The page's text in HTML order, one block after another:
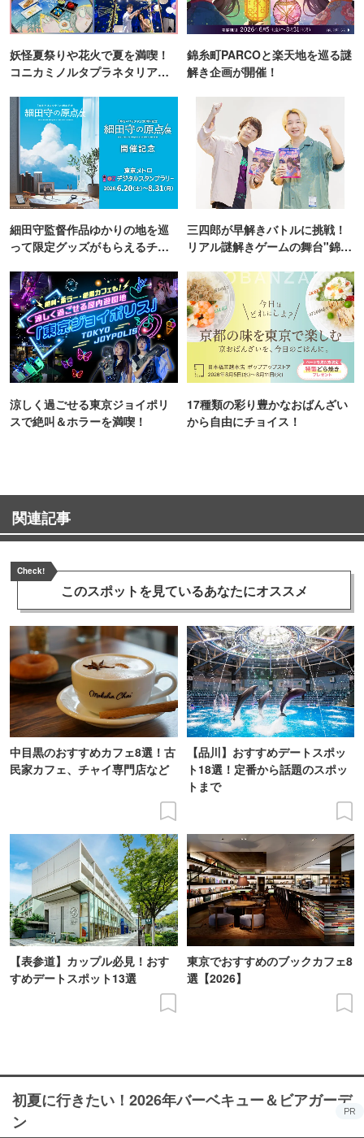
妖怪夏祭りや花火で夏を満喫！
コニカミノルタプラネタリア
錦糸町PARCOと楽天地を巡る謎
解き企画が開催！
細田守監督作品ゆかりの地を巡
って限定グッズがもらえるチャ
三四郎が早解きバトルに挑戦！
リアル謎解きゲームの舞台"錦糸
涼しく過ごせる東京ジョイポリ
スで絶叫＆ホラーを満喫！
17種類の彩り豊かなおばんざい
から自由にチョイス！
関連記事
Check!
このスポットを見ているあなたにオススメ
中目黒のおすすめカフェ8選！古
民家カフェ、チャイ専門店など
【品川】おすすめデートスポッ
ト18選！定番から話題のスポッ
トまで
【表参道】カップル必見！おす
すめデートスポット13選
東京でおすすめのブックカフェ8
選【2026】
初夏に行きたい！2026年バーベキュー＆ビアガーデ
ン
PR